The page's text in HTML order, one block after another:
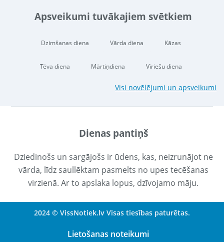
Apsveikumi tuvākajiem svētkiem
Dzimšanas diena Vārda diena Kāzas
Tēva diena Mārtiņdiena Vīriešu diena
Visi novēlējumi un apsveikumi
Dienas pantiņš
Dziedinošs un sargājošs ir ūdens, kas, neizrunājot ne
vārda, līdz saullēktam pasmelts no upes tecēšanas
virzienā. Ar to apslaka lopus, dzīvojamo māju.
2024 © VissNotiek.lv Visas tiesības paturētas.
Lietošanas noteikumi